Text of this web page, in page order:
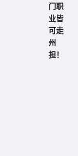
门职
业皆
可走
州
担！